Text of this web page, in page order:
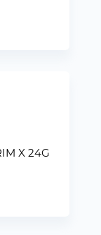
X 24G